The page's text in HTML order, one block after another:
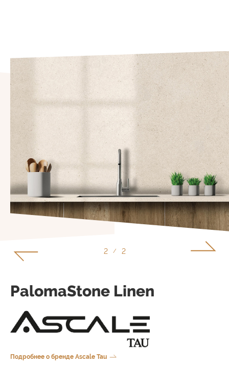
1 / 2
PalomaStone Linen
Подробнее о бренде Ascale Tau